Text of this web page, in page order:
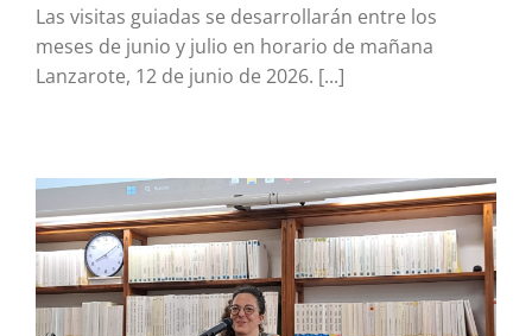
Las visitas guiadas se desarrollarán entre los
meses de junio y julio en horario de mañana
Lanzarote, 12 de junio de 2026. [...]